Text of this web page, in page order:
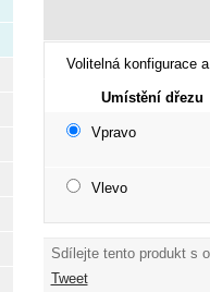
Volitelná konfigurace
Umístění dřezu
Vpravo
Vlevo
Sdílejte tento produkt s
Tweet